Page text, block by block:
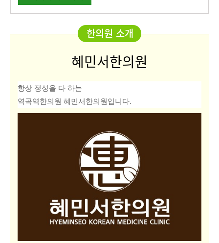
한의원 소개
혜민서한의원
항상 정성을 다 하는
역곡역한의원 혜민서한의원입니다.